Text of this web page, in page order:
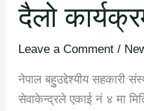
दैलो
Leave a Comment /
नेपाल बहुुउद्देश्यीय सहकारी
सेवाकेन्द्रले एकाई नं ४ मा
दैलो
कार्यक्रमः